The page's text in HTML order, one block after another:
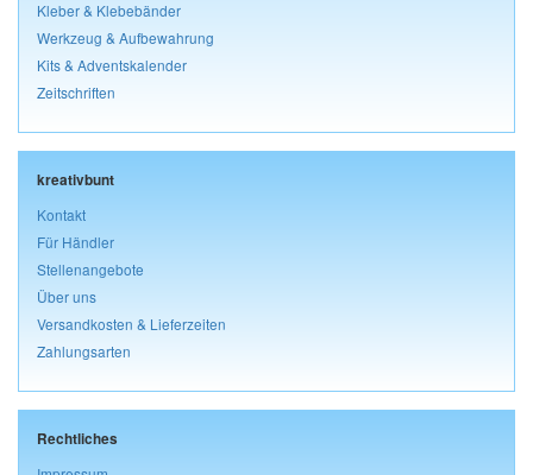
Kleber & Klebebänder
Werkzeug & Aufbewahrung
Kits & Adventskalender
Zeitschriften
kreativbunt
Kontakt
Für Händler
Stellenangebote
Über uns
Versandkosten & Lieferzeiten
Zahlungsarten
Rechtliches